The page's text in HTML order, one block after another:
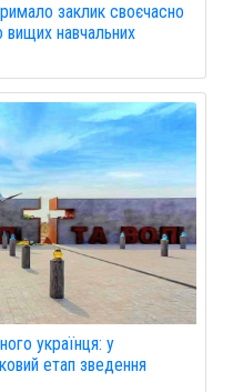
заклик своєчасно
навчальних
українця: у
етап зведення